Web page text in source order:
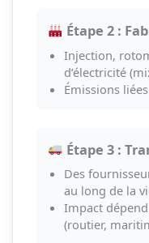
Étape 2 :
Injection,
d’électricité
Émissions
Étape 3 :
Des
au long de la
Impact
(routier,